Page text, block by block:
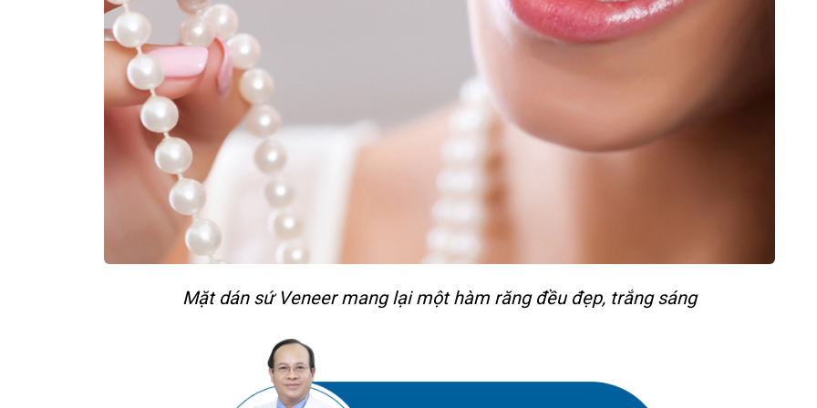
Mặt dán sứ Veneer mang lại một hàm răng đều đẹp, trắng sáng